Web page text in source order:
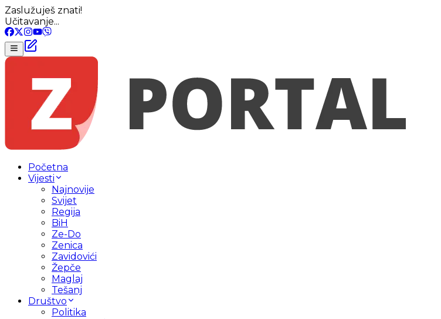
Zaslužuješ znati!
Učitavanje...
Početna
Vijesti
Najnovije
Svijet
Regija
BiH
Ze-Do
Zenica
Zavidovići
Žepče
Maglaj
Tešanj
Društvo
Politika